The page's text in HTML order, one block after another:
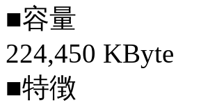
■容量
224,450 KByte
■特徴